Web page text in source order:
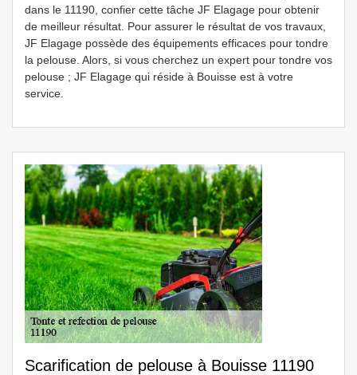
dans le 11190, confier cette tâche JF Elagage pour obtenir
de meilleur résultat. Pour assurer le résultat de vos travaux,
JF Elagage possède des équipements efficaces pour tondre
la pelouse. Alors, si vous cherchez un expert pour tondre vos
pelouse ; JF Elagage qui réside à Bouisse est à votre
service.
Scarification de pelouse à Bouisse 11190